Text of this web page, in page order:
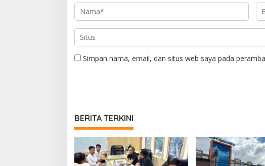
Simpan nama, email, dan situs web saya pada
BERITA TERKINI